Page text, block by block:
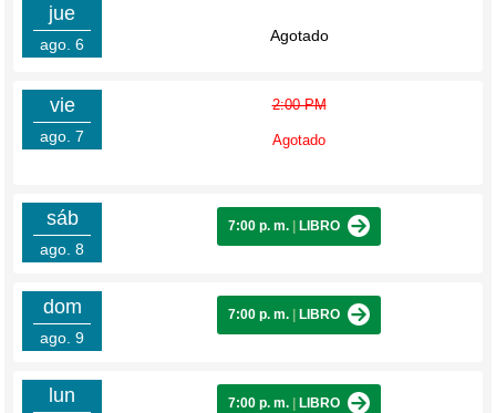
jue
ago. 6 Agotado
vie
ago. 7
2:00 PM
Agotado
sáb
ago. 8
7:00 p. m. LIBRO
dom
ago. 9
7:00 p. m. LIBRO
lun 7:00 p. m. LIBRO